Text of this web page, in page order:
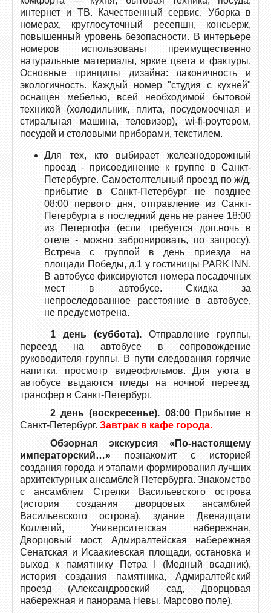
интернет и ТВ. Качественный сервис. Уборка в
номерах, круглосуточный ресепшн, консьерж,
повышенный уровень безопасности. В интерьере
номеров использованы преимущественно
натуральные материалы, яркие цвета и фактуры.
Основные принципы дизайна: лаконичность и
экологичность. Каждый номер "студия с кухней"
оснащен мебелью, всей необходимой бытовой
техникой (холодильник, плита, посудомоечная и
стиральная машина, телевизор), wi-fi-роутером,
посудой и столовыми приборами, текстилем.
Для тех, кто выбирает железнодорожный
проезд - присоединение к группе в Санкт-
Петербурге. Самостоятельный проезд по ж/д,
прибытие в Санкт-Петербург не позднее
08:00 первого дня, отправление из Санкт-
Петербурга в последний день не ранее 18:00
из Петергофа (если требуется доп.ночь в
отеле - можно забронировать, по запросу).
Встреча с группой в день приезда на
площади Победы, д.1 у гостиницы PARK INN.
В автобусе фиксируются номера посадочных
мест в автобусе. Скидка за
непроследованное расстояние в автобусе,
не предусмотрена.
1 день (суббота). Отправление группы,
переезд на автобусе в сопровождение
руководителя группы. В пути следования горячие
напитки, просмотр видеофильмов. Для уюта в
автобусе выдаются пледы на ночной переезд,
трансфер в Санкт-Петербург.
2 день (воскресенье). 08:00 Прибытие в
Санкт-Петербург. Завтрак в кафе города.
Обзорная экскурсия «По-настоящему
императорский…» познакомит с историей
создания города и этапами формирования лучших
архитектурных ансамблей Петербурга. Знакомство
с ансамблем Стрелки Васильевского острова
(история создания дворцовых ансамблей
Васильевского острова), здание Двенадцати
Коллегий, Университетская набережная,
Дворцовый мост, Адмиралтейская набережная
Сенатская и Исаакиевская площади, остановка и
выход к памятнику Петра I (Медный всадник),
история создания памятника, Адмиралтейский
проезд (Александровский сад, Дворцовая
набережная и панорама Невы, Марсово поле).